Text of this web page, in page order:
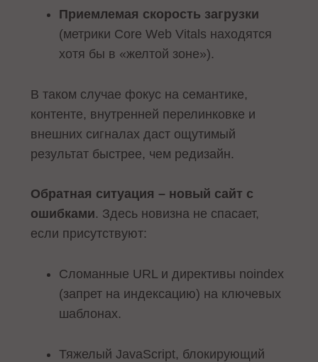
Приемлемая скорость загрузки
(метрики Core Web Vitals находятся
хотя бы в «желтой зоне»).
В таком случае фокус на семантике,
контенте, внутренней перелинковке и
внешних сигналах даст ощутимый
результат быстрее, чем редизайн.
Обратная ситуация – новый сайт с
ошибками. Здесь новизна не спасает,
если присутствуют:
Сломанные URL и директивы noindex
(запрет на индексацию) на ключевых
шаблонах.
Тяжелый JavaScript, блокирующий